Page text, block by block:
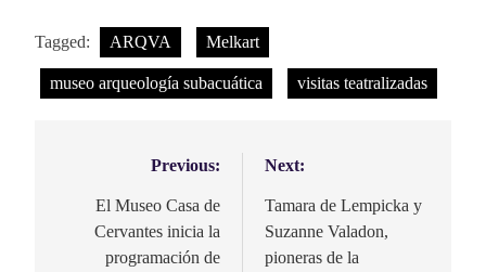
Tagged: ARQVA Melkart
museo arqueología subacuática visitas teatralizadas
Navegación
entradas
Previous:
El Museo Casa de
Cervantes inicia la
programación de
Next:
Tamara de Lempicka y
Suzanne Valadon,
pioneras de la